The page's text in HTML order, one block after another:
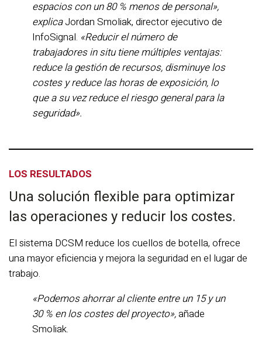
espacios con un 80 % menos de personal»,
explicaJordan Smoliak, director ejecutivo de
InfoSignal. «Reducir el número de
trabajadores in situ tiene múltiples ventajas:
reduce la gestión de recursos, disminuye los
costes y reduce las horas de exposición, lo
que a su vez reduce el riesgo general para la
seguridad».
LOS RESULTADOS
Una solución flexible para optimizar
las operaciones y reducir los costes.
El sistema DCSM reduce los cuellos de botella, ofrece
una mayor eficiencia y mejora la seguridad en el lugar de
trabajo.
«Podemos ahorrar al cliente entre un 15 y un
30 % en los costes del proyecto»,añade
Smoliak.